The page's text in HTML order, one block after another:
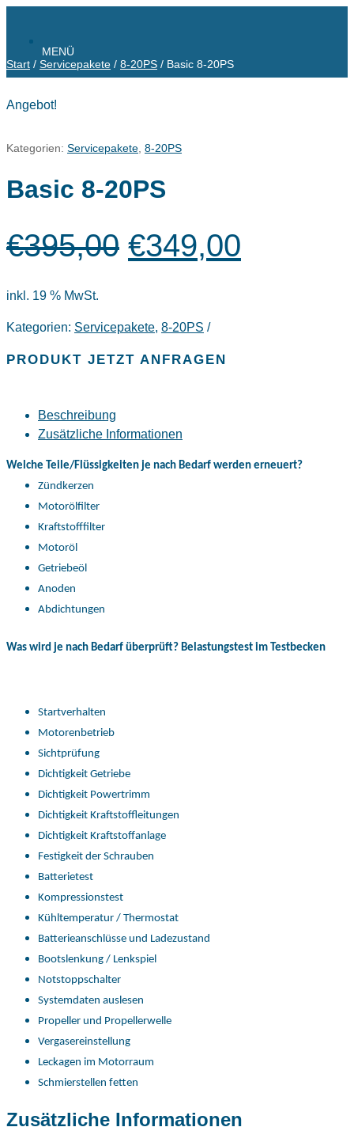
Start / Service­pakete / 8-20PS / Basic 8-20PS
Angebot!
Kategorien: Service­pakete 8-20PS
Basic 8-20PS
€395,00 Ursprünglicher
Preis
€349,00
Preis
inkl. 19 % MwSt.
Kategorien: Service­pakete, 8-20PS
PRODUKT JETZT ANFRAGEN
Beschreibung
Zusätzliche Informationen
Welche Teile/Flüssigkeiten je nach Bedarf werden erneuert?
Zündkerzen
Motorölfilter
Kraftstofffilter
Motoröl
Getriebeöl
Anoden
Abdichtungen
Was wird je nach Bedarf überprüft? Belastungstest im Testbecken
Startverhalten
Motorenbetrieb
Sichtprüfung
Dichtigkeit Getriebe
Dichtigkeit Powertrimm
Dichtigkeit Kraftstoffleitungen
Dichtigkeit Kraftstoffanlage
Festigkeit der Schrauben
Batterietest
Kompressionstest
Kühltemperatur / Thermostat
Batterieanschlüsse und Ladezustand
Bootslenkung / Lenkspiel
Notstoppschalter
Systemdaten auslesen
Propeller und Propellerwelle
Vergasereinstellung
Leckagen im Motorraum
Schmierstellen fetten
Zusätzliche Informationen